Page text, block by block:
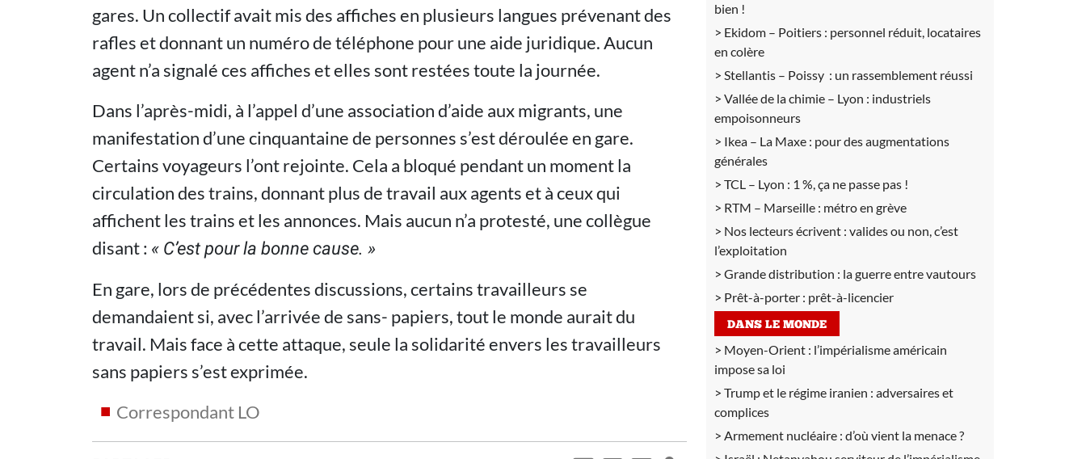
gares. Un collectif avait mis des affiches en plusieurs langues prévenant des
rafles et donnant un numéro de téléphone pour une aide juridique. Aucun
agent n’a signalé ces affiches et elles sont restées toute la journée.
Dans l’après-midi, à l’appel d’une association d’aide aux migrants, une
manifestation d’une cinquantaine de personnes s’est déroulée en gare.
Certains voyageurs l’ont rejointe. Cela a bloqué pendant un moment la
circulation des trains, donnant plus de travail aux agents et à ceux qui
affichent les trains et les annonces. Mais aucun n’a protesté, une collègue
disant : « C’est pour la bonne cause. »
En gare, lors de précédentes discussions, certains travailleurs se
demandaient si, avec l’arrivée de sans- papiers, tout le monde aurait du
travail. Mais face à cette attaque, seule la solidarité envers les travailleurs
sans papiers s’est exprimée.
Correspondant LO
bien !
Ekidom – Poitiers : personnel réduit, locataires
en colère
Stellantis – Poissy : un rassemblement réussi
Vallée de la chimie – Lyon : industriels
empoisonneurs
Ikea – La Maxe : pour des augmentations
générales
TCL – Lyon : 1 %, ça ne passe pas !
RTM – Marseille : métro en grève
Nos lecteurs écrivent : valides ou non, c’est
l’exploitation
Grande distribution : la guerre entre vautours
Prêt-à-porter : prêt-à-licencier
DANS LE MONDE
Moyen-Orient : l’impérialisme américain
impose sa loi
Trump et le régime iranien : adversaires et
complices
Armement nucléaire : d’où vient la menace ?